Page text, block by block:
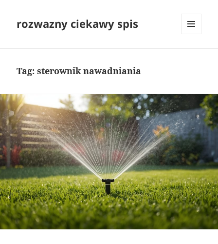
rozwazny ciekawy spis
Tag:sterownik nawadniania